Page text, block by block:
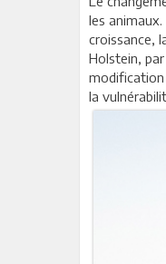
les
croissance,
Holstein,
modification
la